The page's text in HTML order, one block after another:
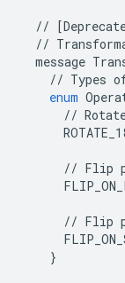
// [
//
message
// Types
enum
//
// Flip
// Flip
}